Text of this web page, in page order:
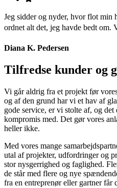
Jeg sidder og nyder, hvor flot min
ordnet alt det, jeg havde bedt om.
Diana K. Pedersen
Tilfredse kunder og
Vi går aldrig fra et projekt før
og af den grund har vi et hav af
gode service, er vi stolte af, og
kompromis med. Det gør vores
heller ikke.
Med vores mange
utal af projekter, udfordringer og
stor nysgerrighed og faglighed.
de står med flere og nye
fra en entreprenør eller gartner får